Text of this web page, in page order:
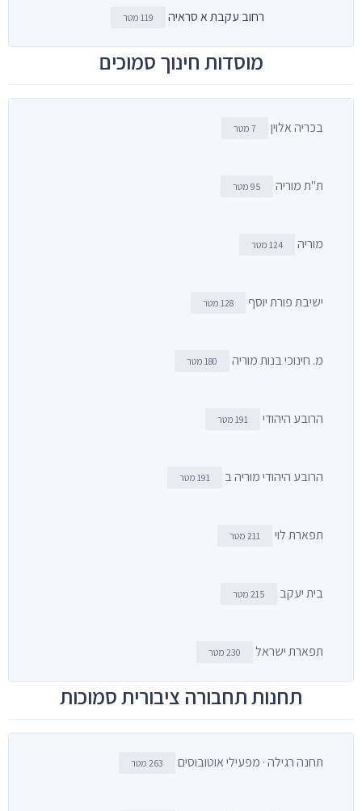
רחוב עקבת א סראיה 119 מטר
מוסדות חינוך סמוכים
בכריה אלוין 7 מטר
ת"ת מוריה 95 מטר
מוריה 124 מטר
ישיבת פורת יוסף 128 מטר
מ. חינוכי בנות מוריה 180 מטר
הרובע היהודי 191 מטר
הרובע היהודי מוריה ב 191 מטר
תפארת לוי 211 מטר
בית יעקב 215 מטר
תפארת ישראל 230 מטר
תחנות תחבורה ציבורית סמוכות
תחנה רגילה · מפעילי אוטובוסים 263 מטר